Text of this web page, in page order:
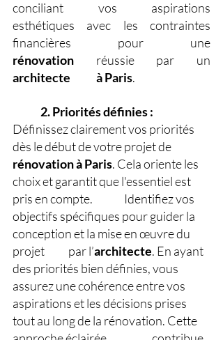
esthétiques avec les contraintes
rénovation
architecte
àParis.
2. Priorités définies :
Définissez clairement vos priorités
dès le début de votre projet de
rénovationàParis. Cela oriente les
choix et garantit que l'essentiel est
pris en compte.
Identifiez vos
objectifs spécifiques pour guider la
conception et la mise en œuvre du
projet 	par l’architecte. En ayant
des priorités bien définies, vous
assurez une cohérence entre vos
aspirations et les décisions prises
tout au long de la rénovation. Cette